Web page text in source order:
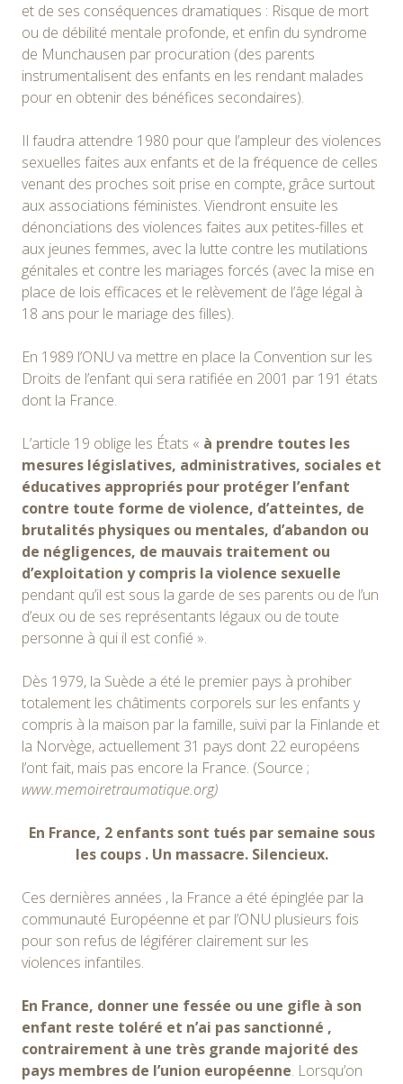
et de ses conséquences dramatiques : Risque de mort
ou de débilité mentale profonde, et enfin du syndrome
de Munchausen par procuration (des parents
instrumentalisent des enfants en les rendant malades
pour en obtenir des bénéfices secondaires).
Il faudra attendre 1980 pour que l’ampleur des violences
sexuelles faites aux enfants et de la fréquence de celles
venant des proches soit prise en compte, grâce surtout
aux associations féministes. Viendront ensuite les
dénonciations des violences faites aux petites-filles et
aux jeunes femmes, avec la lutte contre les mutilations
génitales et contre les mariages forcés (avec la mise en
place de lois efficaces et le relèvement de l’âge légal à
18 ans pour le mariage des filles).
En 1989 l’ONU va mettre en place la Convention sur les
Droits de l’enfant qui sera ratifiée en 2001 par 191 états
dont la France.
L’article 19 oblige les États « à prendre toutes les
mesures législatives, administratives, sociales et
éducatives appropriés pour protéger l’enfant
contre toute forme de violence, d’atteintes, de
brutalités physiques ou mentales, d’abandon ou
de négligences, de mauvais traitement ou
d’exploitation y compris la violence sexuelle
pendant qu’il est sous la garde de ses parents ou de l’un
d’eux ou de ses représentants légaux ou de toute
personne à qui il est confié ».
Dès 1979, la Suède a été le premier pays à prohiber
totalement les châtiments corporels sur les enfants y
compris à la maison par la famille, suivi par la Finlande et
la Norvège, actuellement 31 pays dont 22 européens
l’ont fait, mais pas encore la France. (Source ;
www.memoiretraumatique.org)
En France, 2 enfants sont tués par semaine sous
les coups . Un massacre. Silencieux.
Ces dernières années , la France a été épinglée par la
communauté Européenne et par l’ONU plusieurs fois
pour son refus de légiférer clairement sur les
violences infantiles.
En France, donner une fessée ou une gifle à son
enfant reste toléré et n’ai pas sanctionné ,
contrairement à une très grande majorité des
pays membres de l’union européenne. Lorsqu’on